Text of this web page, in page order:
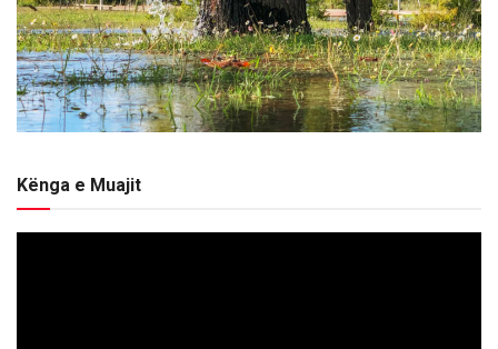
Kënga e Muajit